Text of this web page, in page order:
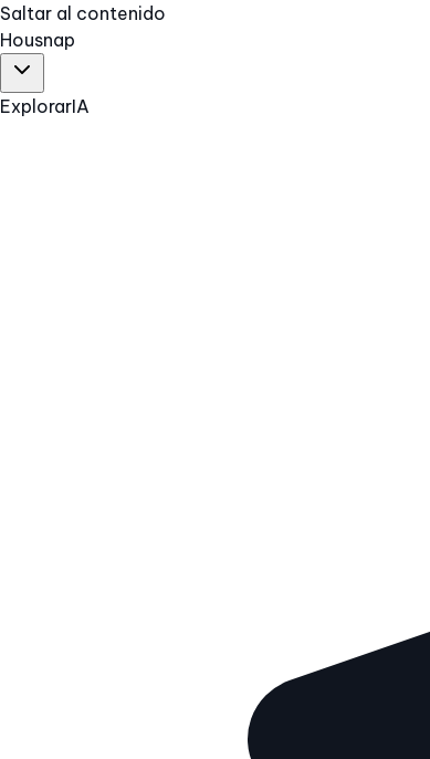
Saltar al contenido
Housnap
ExplorarIA